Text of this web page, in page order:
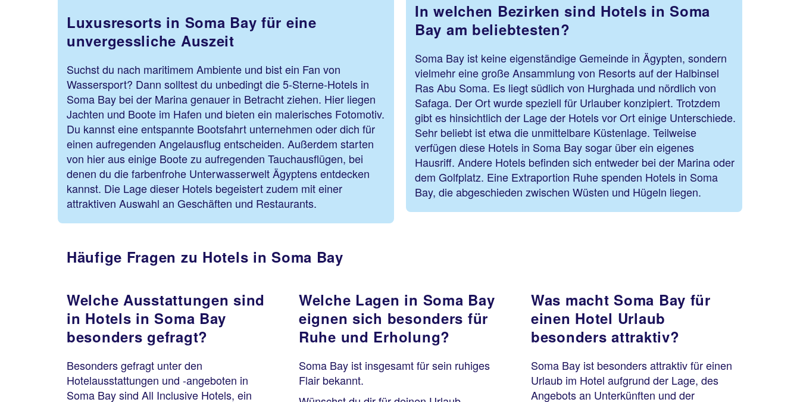
Luxusresorts in Soma Bay für eine
unvergessliche Auszeit
Suchst du nach maritimem Ambiente und bist ein Fan von
Wassersport? Dann solltest du unbedingt die 5-Sterne-Hotels in
Soma Bay bei der Marina genauer in Betracht ziehen. Hier liegen
Jachten und Boote im Hafen und bieten ein malerisches Fotomotiv.
Du kannst eine entspannte Bootsfahrt unternehmen oder dich für
einen aufregenden Angelausflug entscheiden. Außerdem starten
von hier aus einige Boote zu aufregenden Tauchausflügen, bei
denen du die farbenfrohe Unterwasserwelt Ägyptens entdecken
kannst. Die Lage dieser Hotels begeistert zudem mit einer
attraktiven Auswahl an Geschäften und Restaurants.
In welchen Bezirken sind Hotels in Soma
Bay am beliebtesten?
Soma Bay ist keine eigenständige Gemeinde in Ägypten, sondern
vielmehr eine große Ansammlung von Resorts auf der Halbinsel
Ras Abu Soma. Es liegt südlich von Hurghada und nördlich von
Safaga. Der Ort wurde speziell für Urlauber konzipiert. Trotzdem
gibt es hinsichtlich der Lage der Hotels vor Ort einige Unterschiede.
Sehr beliebt ist etwa die unmittelbare Küstenlage. Teilweise
verfügen diese Hotels in Soma Bay sogar über ein eigenes
Hausriff. Andere Hotels befinden sich entweder bei der Marina oder
dem Golfplatz. Eine Extraportion Ruhe spenden Hotels in Soma
Bay, die abgeschieden zwischen Wüsten und Hügeln liegen.
Häufige Fragen zu Hotels in Soma Bay
Welche Ausstattungen sind
in Hotels in Soma Bay
besonders gefragt?
Besonders gefragt unter den
Hotelausstattungen und -angeboten in
Soma Bay sind All Inclusive Hotels, ein
Welche Lagen in Soma Bay
eignen sich besonders für
Ruhe und Erholung?
Soma Bay ist insgesamt für sein ruhiges
Flair bekannt.
Was macht Soma Bay für
einen Hotel Urlaub
besonders attraktiv?
Soma Bay ist besonders attraktiv für einen
Urlaub im Hotel aufgrund der Lage, des
Angebots an Unterkünften und der